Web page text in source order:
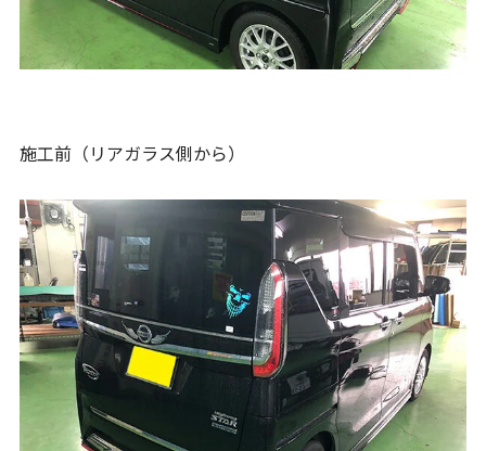
施工前（リアガラス側から）